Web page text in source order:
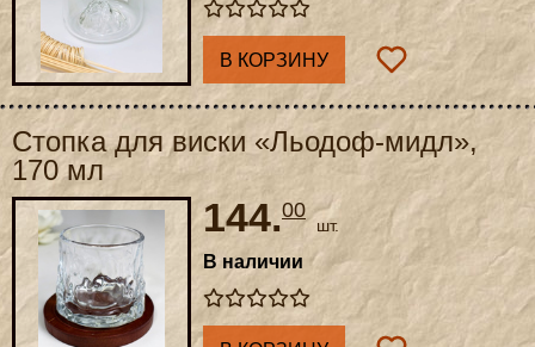
В КОРЗИНУ
Стопка для виски «Льодоф-мидл»,
170 мл
144.00
шт.
В наличии